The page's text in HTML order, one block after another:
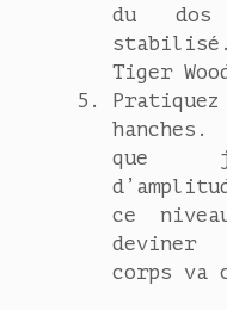
du
Tiger
que
ce
corps va